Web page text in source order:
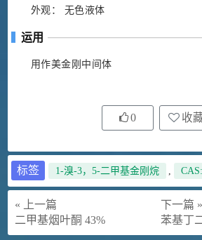
外观： 无色液体
运用
用作美金刚中间体
0 收
标签 1-溴-3，5-二甲基金刚烷 ,
« 上一篇
二甲基烟叶酮 43%
下一篇 »
苯基丁